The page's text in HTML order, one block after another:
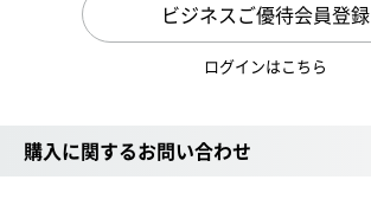
ビジネスご優待会員登録
ログインはこちら
購入に関するお問い合わせ